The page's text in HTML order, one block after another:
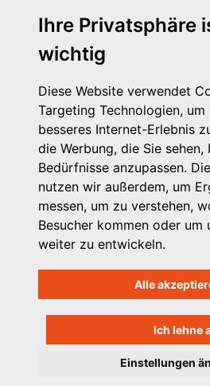
Ihre Privatsphäre
wichtig
Diese Website verwendet
Targeting Technologien, um
besseres Internet-Erlebnis
die Werbung, die Sie sehen,
Bedürfnisse anzupassen.
nutzen wir außerdem, um
messen, um zu verstehen,
Besucher kommen oder um
weiter zu entwickeln.
Alle
Ich lehne
Einstellungen
Michaelkirchstr. 17/18
10179 Berlin
Telefon: 030 – 58 58 17 16 01
E-Mail: info@vpk.de
Mehr Informationen: www.vpk.de
Hilfe
Datenschutzhinweis